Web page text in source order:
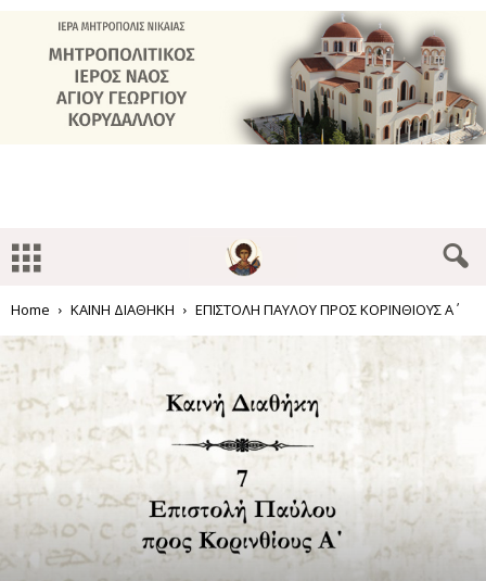
Home ΚΑΙΝΗ ΔΙΑΘΗΚΗ ΕΠΙΣΤΟΛΗ ΠΑΥΛΟΥ ΠΡΟΣ ΚΟΡΙΝΘΙΟΥΣ Α΄